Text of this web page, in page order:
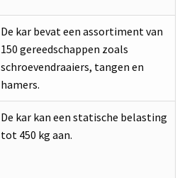
De kar bevat een assortiment van
150 gereedschappen zoals
schroevendraaiers, tangen en
hamers.
De kar kan een statische belasting
tot 450 kg aan.